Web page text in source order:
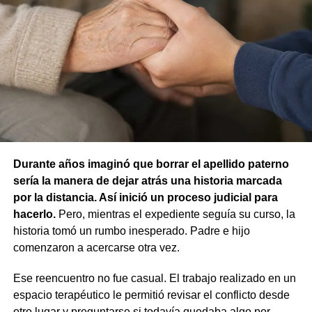
respuesta frente a esa situación. Por ese motivo, la jueza
concluyó que no existían los elementos necesarios para
atribuir responsabilidad contravencional por maltrato
animal.
La resolución también descartó la figura de custodia de
animales, ya que esa infracción solo se configura cuando
un animal causa lesiones a una persona por falta de
resultaba aplicable.
El fallo aclaró que el archivo de la causa
contravencional no impide que el dueño del perro
lesionado reclame por la vía civil una indemnización
por los daños que considere haber sufrido.
Durante años imaginó que borrar el apellido paterno
sería la manera de dejar atrás una historia marcada
por la distancia. Así inició un proceso judicial para
hacerlo.Pero, mientras el expediente seguía su curso, la
historia tomó un rumbo inesperado. Padre e hijo
comenzaron a acercarse otra vez.
Ese reencuentro no fue casual. El trabajo realizado en un
espacio terapéutico le permitió revisar el conflicto desde